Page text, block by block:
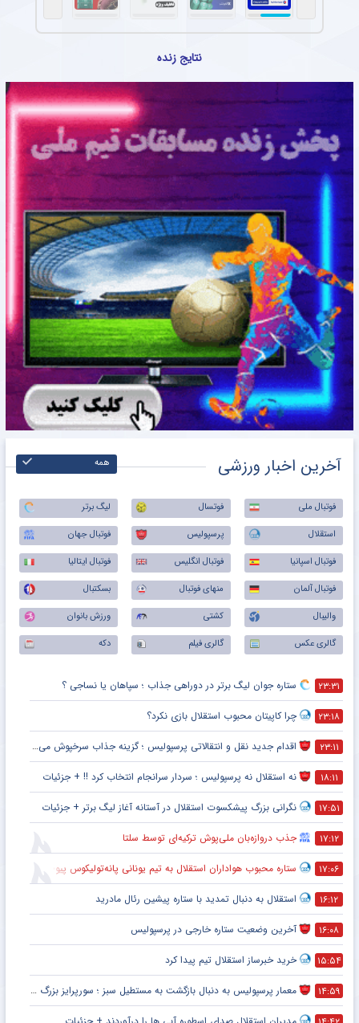
نتایج زنده
آخرین اخبار ورزشی همه
فوتبال ملی فوتسال
لیگ برتر
استقلال
پرسپولیس
فوتبال جهان
فوتبال اسپانیا
فوتبال انگلیس
فوتبال ایتالیا
فوتبال آلمان
منهای فوتبال
بسکتبال
والیبال
کشتی
ورزش بانوان
گالری عکس
گالری فیلم دکه
۲۳:۳۱ ستاره جوان لیگ برتر در دوراهی جذاب ؛ سپاهان یا نساجی ؟
۲۳:۱۸ چرا کاپیتان محبوب استقلال بازی نکرد؟
۲۳:۱۱ اقدام جدید نقل و انتقالاتی پرسپولیس ؛ گزینه جذاب سرخپوش می شود؟
۱۸:۱۱ نه استقلال نه پرسپولیس ؛ سردار سرانجام انتخاب کرد !! + جزئیات
۱۷:۵۱ نگرانی بزرگ پیشکسوت استقلال در آستانه آغاز لیگ برتر + جزئیات
۱۷:۱۲ جذب دروازه‌بان ملی‌پوش ترکیه‌ای توسط سلتا
۱۷:۰۶ ستاره محبوب هواداران استقلال به تیم یونانی پانه‌تولیکوس پیوست
۱۶:۱۲ استقلال به دنبال تمدید با ستاره پیشین رئال مادرید
۱۶:۰۸ آخرین وضعیت ستاره خارجی در پرسپولیس
۱۵:۵۴ خرید خبرساز استقلال تیم پیدا کرد
۱۴:۵۹ معمار پرسپولیس به دنبال بازگشت به مستطیل سبز ؛ سورپرایز بزرگ در راه است ؟ + جزئیات